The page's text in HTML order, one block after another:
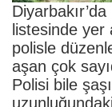
listesinde yer
polisle
aşan çok
Polisi bile